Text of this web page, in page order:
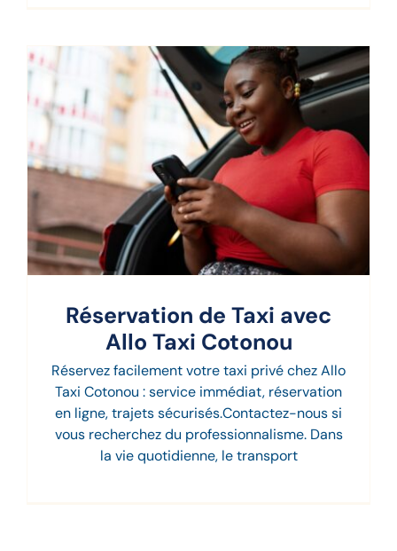
Réservation de Taxi avec
Allo Taxi Cotonou
Réservez facilement votre taxi privé chez Allo
Taxi Cotonou : service immédiat, réservation
en ligne, trajets sécurisés.Contactez-nous si
vous recherchez du professionnalisme. Dans
la vie quotidienne, le transport